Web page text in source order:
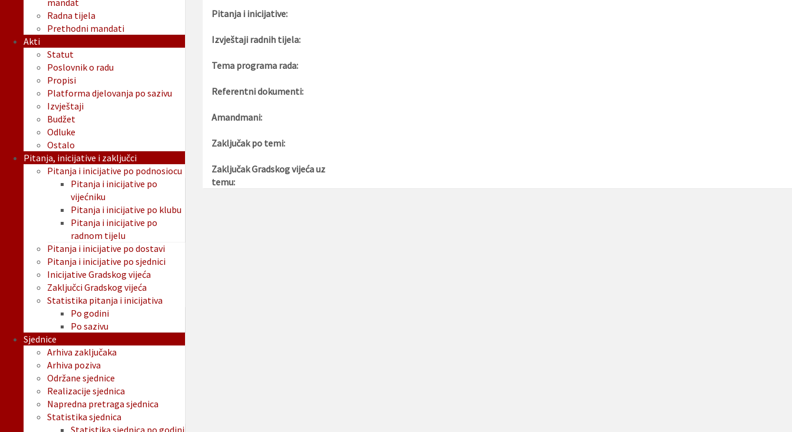
Pitanja i inicijative:
Izvještaji radnih tijela:
Tema programa rada:
Referentni dokumenti:
Amandmani:
Zaključak po temi:
Zaključak Gradskog vijeća uz
temu:
mandat
Radna tijela
Prethodni mandati
Akti
Statut
Poslovnik o radu
Propisi
Platforma djelovanja po sazivu
Izvještaji
Budžet
Odluke
Ostalo
Pitanja, inicijative i zaključci
Pitanja i inicijative po podnosiocu
Pitanja i inicijative po
vijećniku
Pitanja i inicijative po klubu
Pitanja i inicijative po
radnom tijelu
Pitanja i inicijative po dostavi
Pitanja i inicijative po sjednici
Inicijative Gradskog vijeća
Zaključci Gradskog vijeća
Statistika pitanja i inicijativa
Po godini
Po sazivu
Sjednice
Arhiva zaključaka
Arhiva poziva
Održane sjednice
Realizacije sjednica
Napredna pretraga sjednica
Statistika sjednica